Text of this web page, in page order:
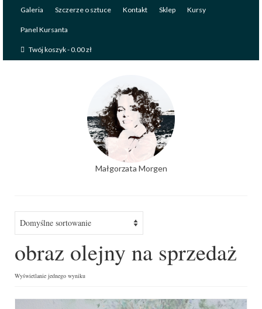
Galeria Szczerze o sztuce Kontakt Sklep Kursy
Panel Kursanta
Twój koszyk-0.00zł
Małgorzata Morgen
obraz olejny na sprzedaż
Wyświetlanie jednego wyniku